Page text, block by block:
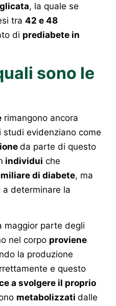
, la quale se
tra 42 e 48
di prediabete in
sono le
rimangono ancora
studi evidenziano come
da parte di questo
individui che
di diabete, ma
determinare la
maggior parte degli
nel corpo proviene
la produzione
e questo
a svolgere il proprio
metabolizzati dalle